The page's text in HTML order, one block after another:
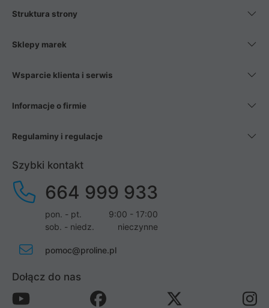
Struktura strony
Sklepy marek
Wsparcie klienta i serwis
Informacje o firmie
Regulaminy i regulacje
Szybki kontakt
664 999 933
pon. - pt.
9:00 - 17:00
sob. - niedz.
nieczynne
pomoc@proline.pl
Dołącz do nas